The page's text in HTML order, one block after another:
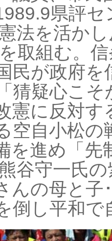
県評
法を活か
取組む。
民が政府
猜疑心こ
憲に反対
空自小松
を進め「
谷守一氏
んの母と子
倒し平和